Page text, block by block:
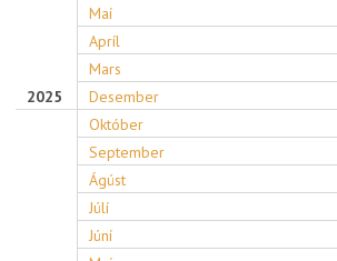
Maí
Apríl
Mars
2025
Desember
Október
September
Ágúst
Júlí
Júní